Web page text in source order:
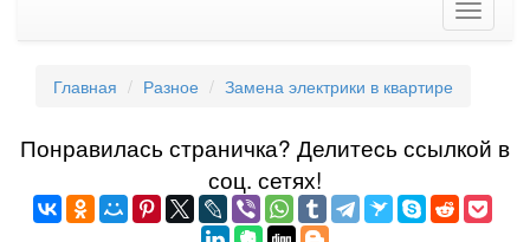
Toggle
Главная Разное Замена электрики в квартире
Понравилась страничка? Делитеcь ссылкой в
соц. сетях!